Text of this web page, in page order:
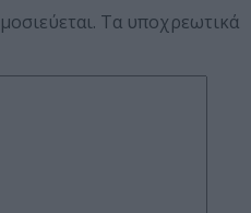
Τα υποχρεωτικά